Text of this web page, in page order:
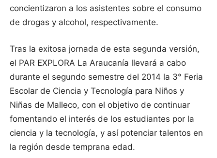
concientizaron a los asistentes sobre el consumo
de drogas y alcohol, respectivamente.
Tras la exitosa jornada de esta segunda versión,
el PAR EXPLORA La Araucanía llevará a cabo
durante el segundo semestre del 2014 la 3° Feria
Escolar de Ciencia y Tecnología para Niños y
Niñas de Malleco, con el objetivo de continuar
fomentando el interés de los estudiantes por la
ciencia y la tecnología, y así potenciar talentos en
la región desde temprana edad.